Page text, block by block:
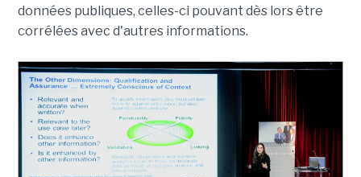
données publiques, celles-ci pouvant dès lors être
corrélées avec d'autres informations.